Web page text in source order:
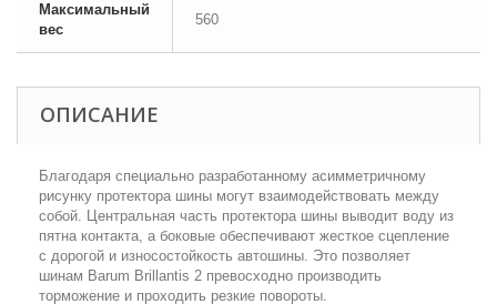
Максимальный
вес
560
ОПИСАНИЕ
Благодаря специально разработанному асимметричному
рисунку протектора шины могут взаимодействовать между
собой. Центральная часть протектора шины выводит воду из
пятна контакта, а боковые обеспечивают жесткое сцепление
с дорогой и износостойкость автошины. Это позволяет
шинам Barum Brillantis 2 превосходно производить
торможение и проходить резкие повороты.